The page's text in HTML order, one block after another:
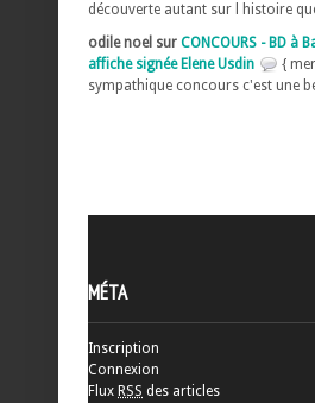
découverte autant sur l histoire
odile noel sur CONCOURS - BD à
affiche signée Elene Usdin
{
sympathique concours c'est une
MÉTA
Inscription
Connexion
Flux RSS des articles